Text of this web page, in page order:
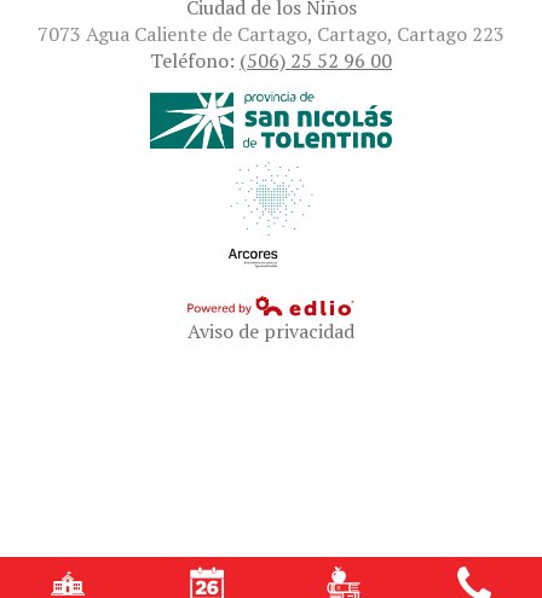
Ciudad de los Niños
7073 Agua Caliente de Cartago, Cartago, Cartago 223
Teléfono: (506) 25 52 96 00
Powered by Edlio
Aviso de privacidad